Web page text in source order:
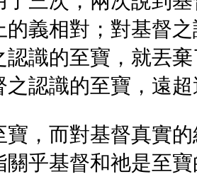
義相對；對基督
識的至寶，就丟
認識的至寶，遠超
寶，而對基督真實
乎基督和祂是至